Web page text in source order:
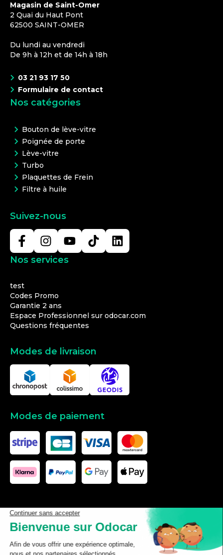
Magasin de Saint-Omer
2 Quai du Haut Pont
62500 SAINT-OMER
Du lundi au vendredi
De 9h à 12h et de 14h à 18h
03 21 93 17 50
Formulaire de contact
Nos catégories
Bouton de lève-vitre
Poignée de porte
Lève-vitre
Turbo
Plaquettes de Frein
Filtre à huile
Suivez-nous
Nos services
test
Codes Promo
Garantie 2 ans
Espace Professionnel sur odocar.com
Questions fréquentes
Modes de livraison
Modes de paiement
Les données affichées ici, particulièrement la base de donnée
complète, ne doivent pas être copiées. Il est interdit d’exploiter les
données ou la base de données complète, de laisser un tiers les
exploiter, ni de les rendre accessible à un tiers, sans accord
préalable de TecDoc. Toute infraction constitue une violation des